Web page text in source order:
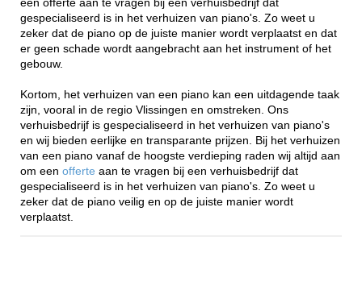
een offerte aan te vragen bij een verhuisbedrijf dat
gespecialiseerd is in het verhuizen van piano's. Zo weet u
zeker dat de piano op de juiste manier wordt verplaatst en dat
er geen schade wordt aangebracht aan het instrument of het
gebouw.
Kortom, het verhuizen van een piano kan een uitdagende taak
zijn, vooral in de regio Vlissingen en omstreken. Ons
verhuisbedrijf is gespecialiseerd in het verhuizen van piano's
en wij bieden eerlijke en transparante prijzen. Bij het verhuizen
van een piano vanaf de hoogste verdieping raden wij altijd aan
om een offerte aan te vragen bij een verhuisbedrijf dat
gespecialiseerd is in het verhuizen van piano's. Zo weet u
zeker dat de piano veilig en op de juiste manier wordt
verplaatst.